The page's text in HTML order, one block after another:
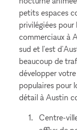
petits espaces
privilégiées
commerciaux à
sud et l'est
beaucoup de
développer
populaires pour
détail à Austin
Centre-